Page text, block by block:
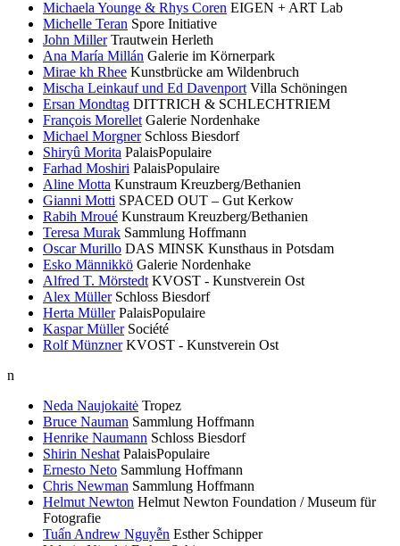
Michaela Younge & Rhys Coren EIGEN + ART Lab
Michelle Teran Spore Initiative
John Miller Trautwein Herleth
Ana María Millán Galerie im Körnerpark
Mirae kh Rhee Kunstbrücke am Wildenbruch
Mischa Leinkauf und Ed Davenport Villa Schöningen
Ersan Mondtag DITTRICH & SCHLECHTRIEM
François Morellet Galerie Nordenhake
Michael Morgner Schloss Biesdorf
Shiryû Morita PalaisPopulaire
Farhad Moshiri PalaisPopulaire
Aline Motta Kunstraum Kreuzberg/Bethanien
Gianni Motti SPACED OUT – Gut Kerkow
Rabih Mroué Kunstraum Kreuzberg/Bethanien
Teresa Murak Sammlung Hoffmann
Oscar Murillo DAS MINSK Kunsthaus in Potsdam
Esko Männikkö Galerie Nordenhake
Alfred T. Mörstedt KVOST - Kunstverein Ost
Alex Müller Schloss Biesdorf
Herta Müller PalaisPopulaire
Kaspar Müller Société
Rolf Münzner KVOST - Kunstverein Ost
n
Neda Naujokaitė Tropez
Bruce Nauman Sammlung Hoffmann
Henrike Naumann Schloss Biesdorf
Shirin Neshat PalaisPopulaire
Ernesto Neto Sammlung Hoffmann
Chris Newman Sammlung Hoffmann
Helmut Newton Helmut Newton Foundation / Museum für
Fotografie
Tuấn Andrew Nguyễn Esther Schipper